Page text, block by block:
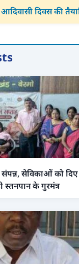
आदिवासी दिवस की
संपन्न, सेविकाओं को
स्तनपान के गुरमंत्र